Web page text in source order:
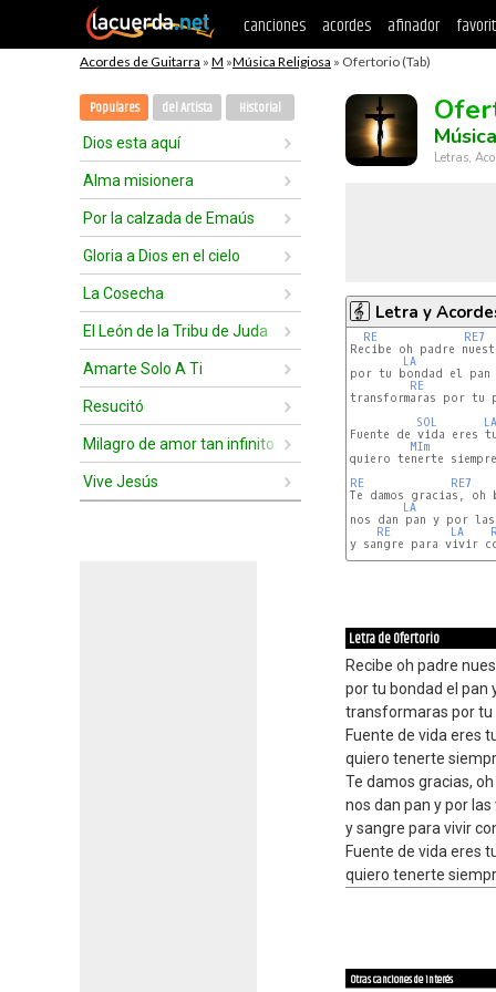
canciones acordes afinador
Acordes de Guitarra » M »Música Religiosa » Ofertorio (Tab)
Populares del Artista Historial
Dios esta aquí
Alma misionera
Por la calzada de Emaús
Gloria a Dios en el cielo
La Cosecha
El León de la Tribu de Juda
Amarte Solo A Ti
Resucitó
Milagro de amor tan infinito
Vive Jesús
Letras,
Letra y
RE
RE7
Recibe oh padre
LA
por tu bondad el
RE
transformaras por tu
SOL
LA
Fuente de vida eres
MIm
quiero tenerte
RE
RE7
Te damos gracias,
LA
nos dan pan y por
RE
LA
y sangre para vivir
Letra de Ofertorio
Recibe oh padre
por tu bondad el pan
transformaras por tu
Fuente de vida eres
quiero tenerte
Te damos gracias,
nos dan pan y por
y sangre para vivir
Fuente de vida eres
quiero tenerte
Otras canciones de interés